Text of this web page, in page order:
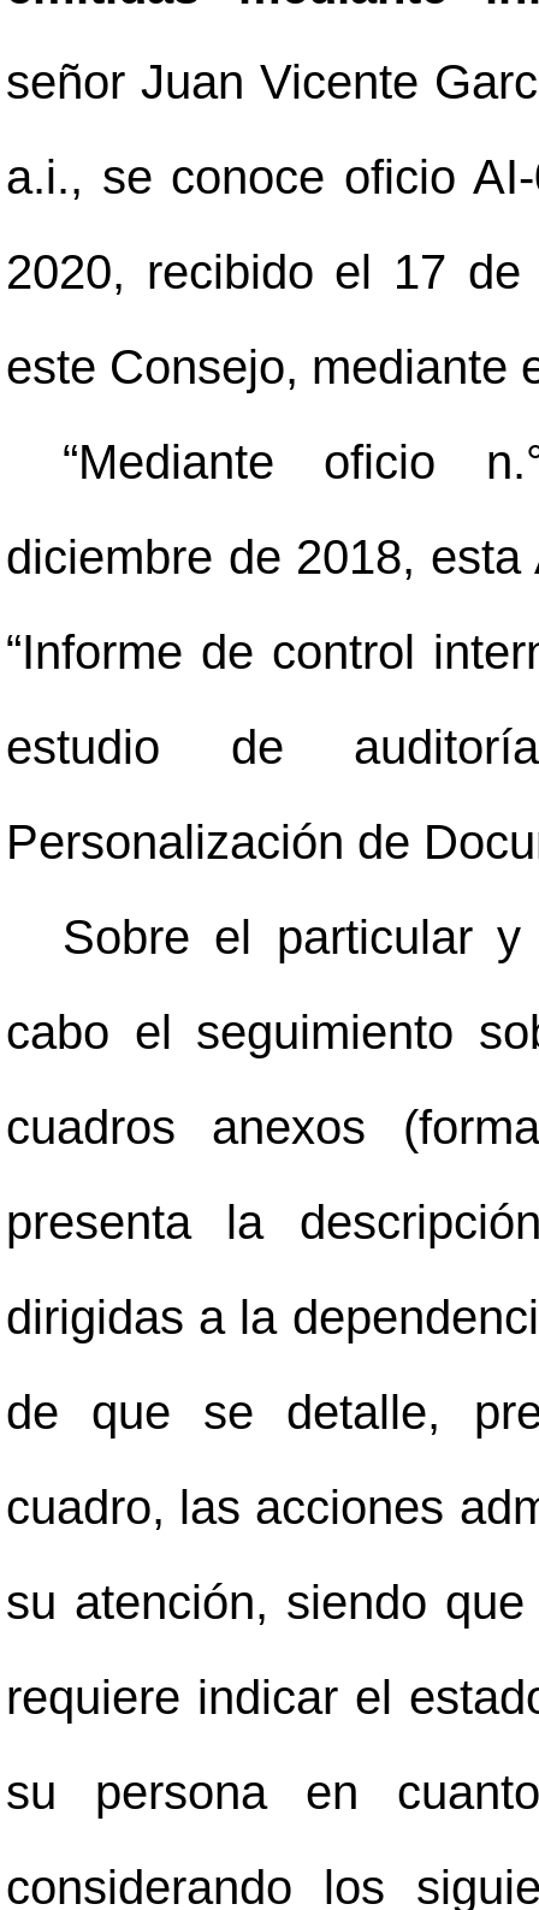
señor Juan Vicente
a.i., se conoce oficio
2020, recibido el 17
este Consejo, mediante
“Mediante oficio
diciembre de 2018,
“Informe de control
estudio de
Personalización de
Sobre el particular
cabo el seguimiento
cuadros anexos
presenta la
dirigidas a la
de que se detalle,
cuadro, las acciones
su atención, siendo
requiere indicar el
su persona en
considerando los